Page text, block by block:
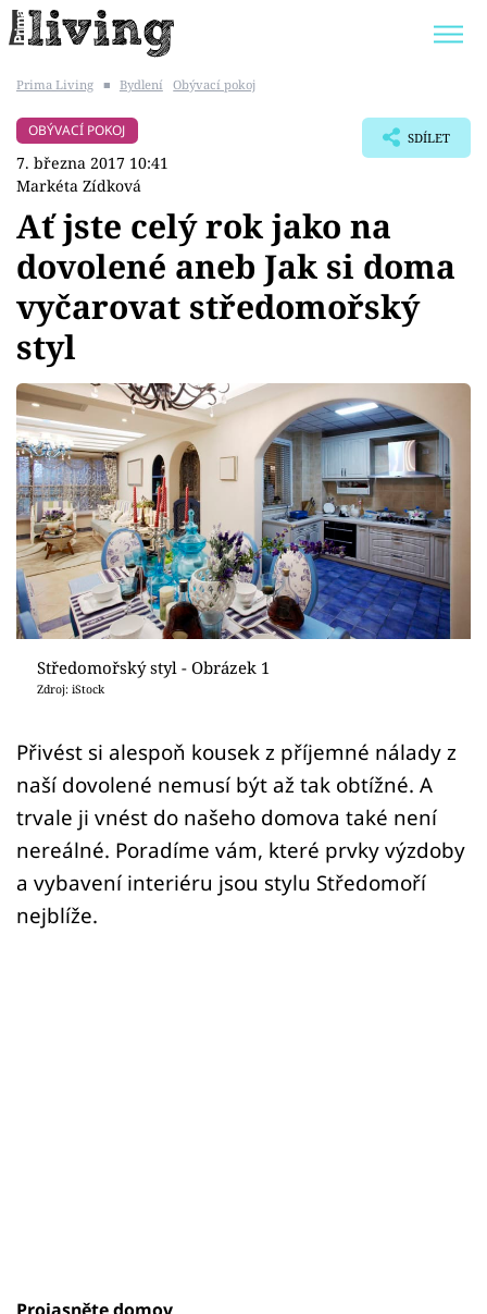
BYDLENÍ SLAVNÝCH
Témata
Bydlení
Zahrada
Design
Sledujte prima+
Přihlášení
Sledujte nás
Prima Living ■ Bydlení Obývací pokoj
OBÝVACÍ POKOJ
7. března 2017 10:41
Markéta Zídková
SDÍLET
Ať jste celý rok jako na
dovolené aneb Jak si doma
vyčarovat středomořský
styl
Středomořský styl - Obrázek 1
Zdroj: iStock
Přivést si alespoň kousek z příjemné nálady z
naší dovolené nemusí být až tak obtížné. A
trvale ji vnést do našeho domova také není
nereálné. Poradíme vám, které prvky výzdoby
a vybavení interiéru jsou stylu Středomoří
nejblíže.